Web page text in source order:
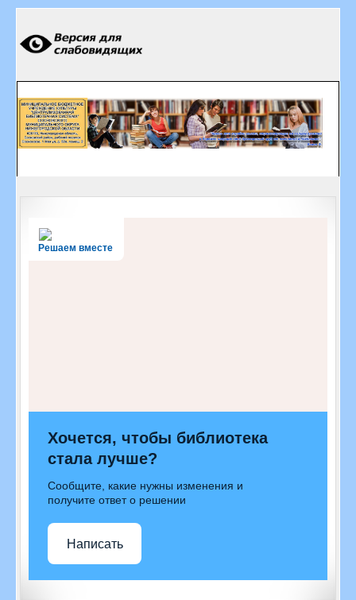
Решаем вместе
Хочется, чтобы библиотека
стала лучше?
Сообщите, какие нужны изменения и
получите ответ о решении
Написать